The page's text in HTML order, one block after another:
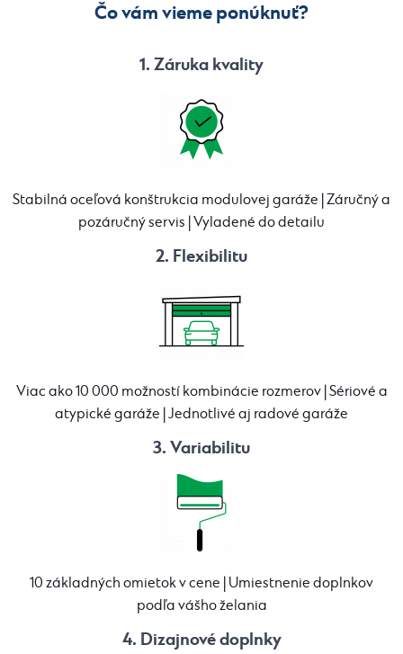
Čo vám vieme ponúknuť?
1. Záruka kvality
Stabilná oceľová konštrukcia modulovej garáže | Záručný a
pozáručný servis | Vyladené do detailu
2. Flexibilitu
Viac ako 10 000 možností kombinácie rozmerov | Sériové a
atypické garáže | Jednotlivé aj radové garáže
3. Variabilitu
10 základných omietok v cene | Umiestnenie doplnkov
podľa vášho želania
4. Dizajnové doplnky